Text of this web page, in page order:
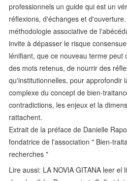
professionnels un guide qui est un
réflexions, d'échanges et
méthodologie associative de
invite à dépasser le risque
lénifiant, que ce nouveau terme peut
des mots retenus, de nourrir des
qu'institutionnelles, pour approfondir
complexe du concept de bien-
contradictions, les enjeux et la
rattachent.
Extrait de la préface de Danielle
fondatrice de l'association " Bien-
recherches "
Lire aussi: LA NOVIA GITANA leer el